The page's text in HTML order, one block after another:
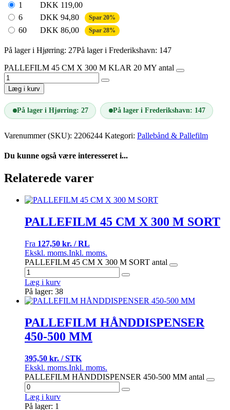
1
DKK 119,00
6
DKK 94,80 Spar 20%
60 DKK 86,00 Spar 28%
På lager i Hjørring: 27På lager i Frederikshavn: 147
PALLEFILM 45 CM X 300 M KLAR 20 MY antal
Læg i kurv
På lager i Hjørring: 27 På lager i Frederikshavn: 147
Varenummer (SKU): 2206244 Kategori: Pallebånd & Pallefilm
Du kunne også være interesseret i...
Relaterede varer
PALLEFILM 45 CM X 300 M SORT
Fra 127,50 kr. / RL
Ekskl. moms.Inkl. moms.
PALLEFILM 45 CM X 300 M SORT antal
Læg i kurv
På lager: 38
PALLEFILM HÅNDDISPENSER
450-500 MM
395,50 kr. / STK
Ekskl. moms.Inkl. moms.
PALLEFILM HÅNDDISPENSER 450-500 MM antal
Læg i kurv
På lager: 1